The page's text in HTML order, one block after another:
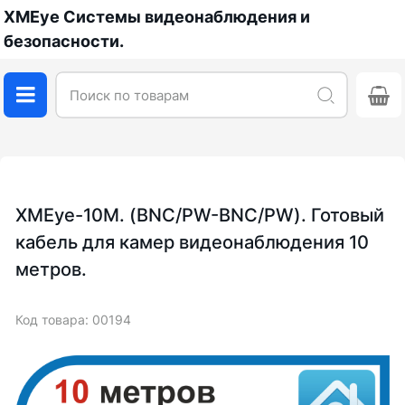
XMEye Системы видеонаблюдения и
безопасности.
XMEye-10М. (BNC/PW-BNC/PW). Готовый
кабель для камер видеонаблюдения 10
метров.
Код товара: 00194